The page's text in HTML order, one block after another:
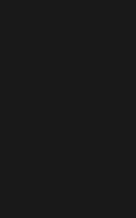
ventana)
ventana)